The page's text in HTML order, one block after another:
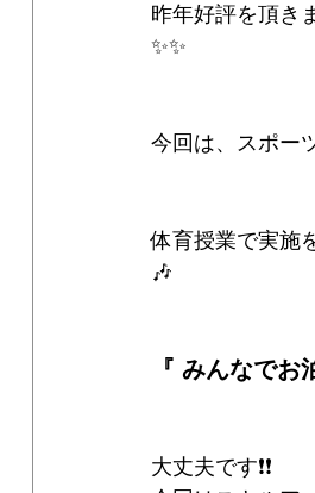
昨年好評を頂き
✨✨
今回は、スポー
体育授業で実施
🎶
『 みんなで
大丈夫です❗❗